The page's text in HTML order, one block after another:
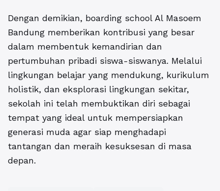
Dengan demikian, boarding school Al Masoem
Bandung memberikan kontribusi yang besar
dalam membentuk kemandirian dan
pertumbuhan pribadi siswa-siswanya. Melalui
lingkungan belajar yang mendukung, kurikulum
holistik, dan eksplorasi lingkungan sekitar,
sekolah ini telah membuktikan diri sebagai
tempat yang ideal untuk mempersiapkan
generasi muda agar siap menghadapi
tantangan dan meraih kesuksesan di masa
depan.